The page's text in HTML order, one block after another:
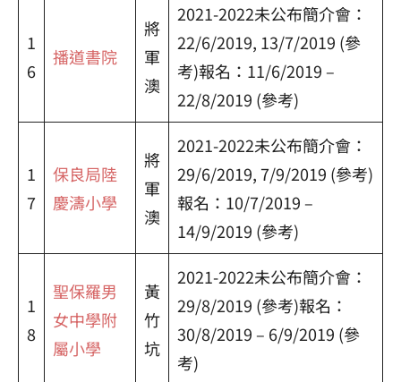
1
6
播道書院
將
軍
澳
2021-2022未公布簡介會：
22/6/2019, 13/7/2019 (參
考)報名：11/6/2019 –
22/8/2019 (參考)
1
7
保良局陸
慶濤小學
將
軍
澳
2021-2022未公布簡介會：
29/6/2019, 7/9/2019 (參考)
報名：10/7/2019 –
14/9/2019 (參考)
1
8
聖保羅男
女中學附
屬小學
黃
竹
坑
2021-2022未公布簡介會：
29/8/2019 (參考)報名：
30/8/2019 – 6/9/2019 (參
考)